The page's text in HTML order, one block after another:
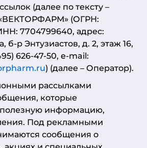
(далее по тексту –
(ОГРН:
7704799640, адрес:
б-р Энтузиастов, д. 2, этаж 16,
626-47-50, e-mail:
) (далее – Оператор).
рассылками
которые
информацию,
Под рекламными
сообщения о